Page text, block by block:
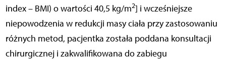
index – BMI) o wartości 40,5 kg/m2] i wcześniejsze
niepowodzenia w redukcji masy ciała przy zastosowaniu
różnych metod, pacjentka została poddana konsultacji
chirurgicznej i zakwalifikowana do zabiegu